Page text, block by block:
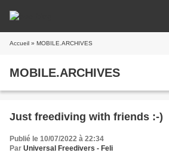
Accueil » MOBILE.ARCHIVES
MOBILE.ARCHIVES
Just freediving with friends :-)
Publié le 10/07/2022 à 22:34
Par Universal Freedivers - Feli